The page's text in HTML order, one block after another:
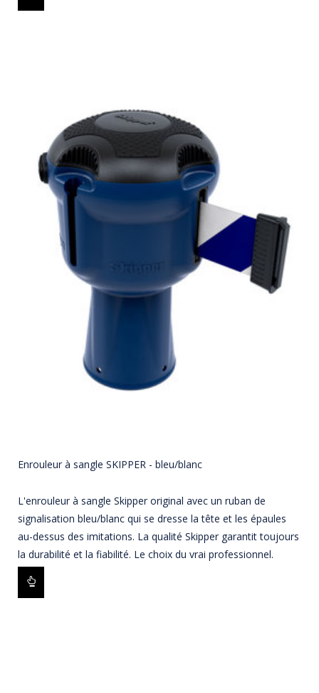
Enrouleur à sangle SKIPPER - bleu/blanc
L'enrouleur à sangle Skipper original avec un ruban de
signalisation bleu/blanc qui se dresse la tête et les épaules
au-dessus des imitations. La qualité Skipper garantit toujours
la durabilité et la fiabilité. Le choix du vrai professionnel.